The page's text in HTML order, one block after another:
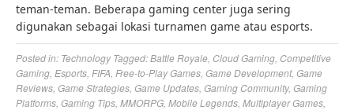
teman-teman. Beberapa gaming center juga sering
digunakan sebagai lokasi turnamen game atau esports.
Posted in: Technology Tagged:Battle Royale Cloud Gaming Competitive
Gaming Esports FIFA Free-to-Play Games Game Development, Game
Reviews Game Strategies Game Updates Gaming Community, Gaming
Platforms Gaming Tips MMORPG Mobile Legends Multiplayer Games